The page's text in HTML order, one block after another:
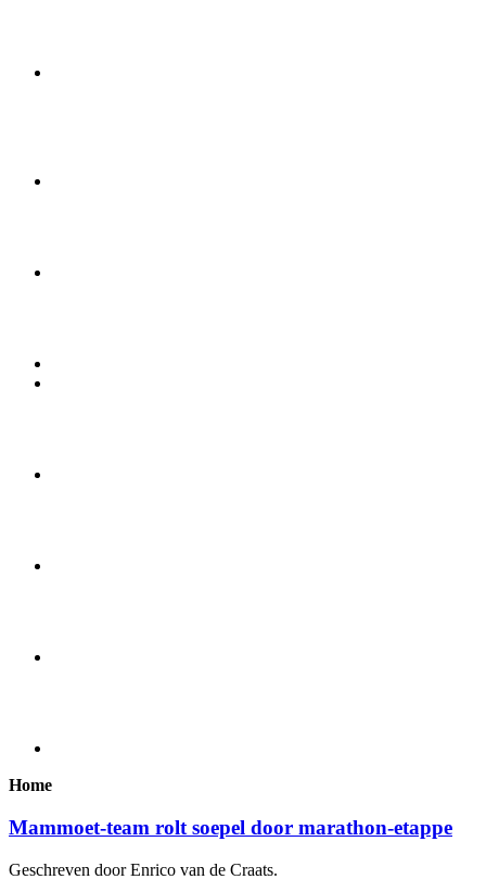
Home
Mammoet-team rolt soepel door marathon-etappe
Geschreven door Enrico van de Craats.